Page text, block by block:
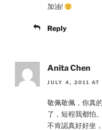
加油!
Reply
Anita Chen
JULY 4, 2011 AT
敬佩敬佩，你真
了，短程我都怕
不肯認真好好坐